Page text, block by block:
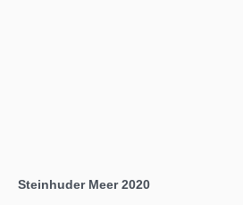
Steinhuder Meer 2020